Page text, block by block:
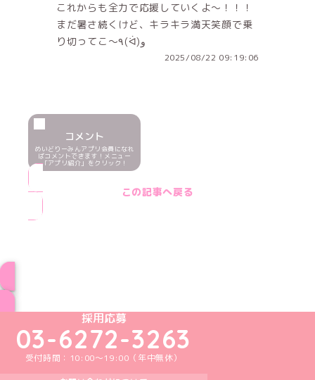
これからも全力で応援していくよ～！！！
まだ暑さ続くけど、キラキラ満天笑顔で乗
り切ってこ～٩(ᐛ)و
2025/08/22 09:19:06
コメント
めいどりーみんアプリ会員になれ
ばコメントできます！メニュー
「アプリ紹介」をクリック！
この記事へ戻る
めいどりーみんTikTok公式アカウント
めいどりーみんX公式アカウント
めいどりーみんInstagram公式アカウント
めいどりーみんFacebook公式アカウン
めいどりーみんYouTube公式アカ
採用応募
03-6272-3263
受付時間：10:00～19:00（年中無休）